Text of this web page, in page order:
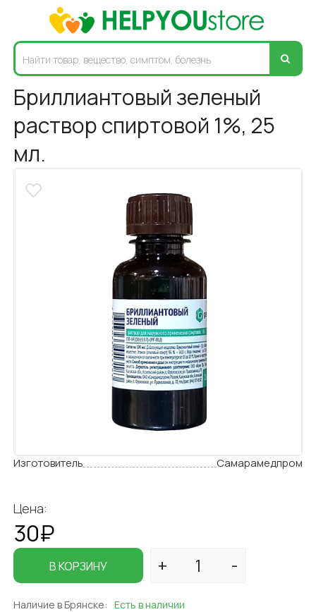
Бриллиантовый зеленый
раствор спиртовой 1%, 25
мл.
Изготовитель Самарамедпром
Цена:
30₽
В КОРЗИНУ
Наличие в Брянске: Есть в наличии